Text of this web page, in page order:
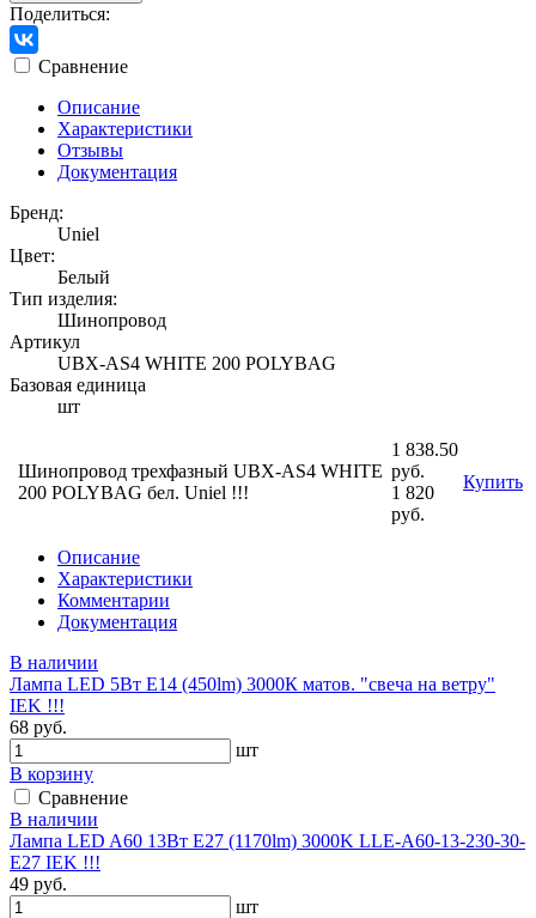
Поделиться:
Сравнение
Описание
Характеристики
Отзывы
Документация
Бренд:
Uniel
Цвет:
Белый
Тип изделия:
Шинопровод
Артикул
UBX-AS4 WHITE 200 POLYBAG
Базовая единица
шт
Шинопровод трехфазный UBX-AS4 WHITE
200 POLYBAG бел. Uniel !!!
1 838.50
руб.
1 820
руб.
Купить
Описание
Характеристики
Комментарии
Документация
В наличии
Лампа LED 5Вт Е14 (450lm) 3000К матов. "свеча на ветру"
IEK !!!
68 руб.
шт
В корзину
Сравнение
В наличии
Лампа LED A60 13Вт Е27 (1170lm) 3000K LLE-A60-13-230-30-
E27 IEK !!!
49 руб.
шт